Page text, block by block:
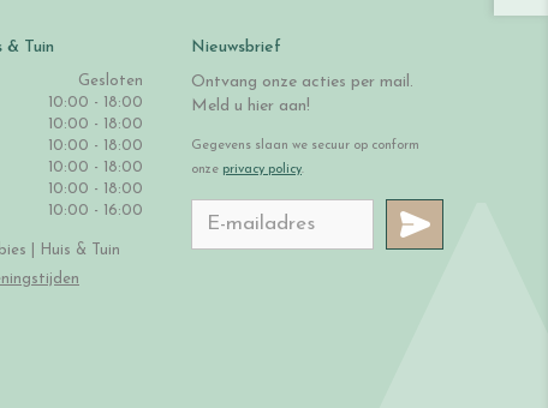
& Tuin
Gesloten
10:00 - 18:00
10:00 - 18:00
10:00 - 18:00
10:00 - 18:00
10:00 - 18:00
10:00 - 16:00
| Huis & Tuin
Nieuwsbrief
Ontvang onze acties per mail.
Meld u hier aan!
Gegevens slaan we secuur op conform
onze privacy policy.